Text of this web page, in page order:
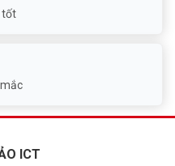
tốt
ICT